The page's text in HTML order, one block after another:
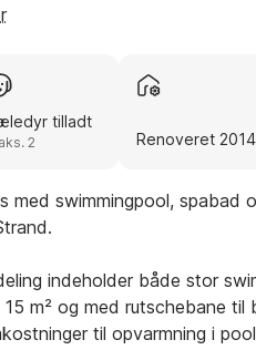
tilladt
2 Renoveret 2014
med swimmingpool,
indeholder både stor
m² og med rutschebane
til opvarmning i